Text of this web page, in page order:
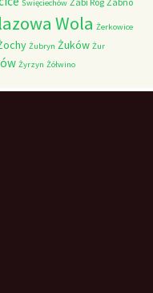
Święciechów
Wola Żerkowice
Żubryn Żuków Żur
Żyrzyn Żółwino